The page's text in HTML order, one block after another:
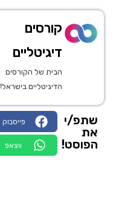
קורסים
דיגיטליים
הבית של הקורסים
הדיגיטליים בישראל!
שתפ/י
את
הפוסט!
פייסבוק
ווצאפ